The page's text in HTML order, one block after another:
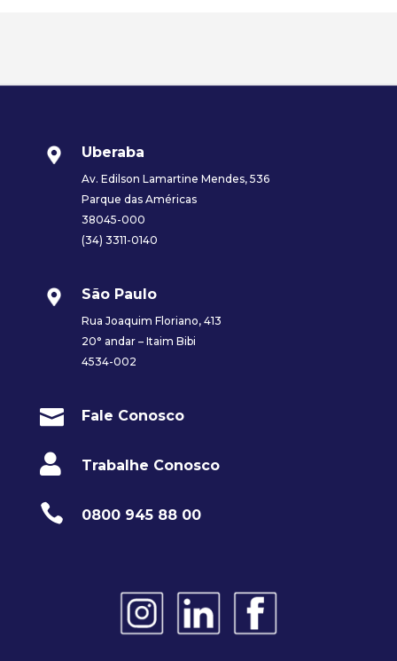
Uberaba
Av. Edilson Lamartine Mendes, 536
Parque das Américas
38045-000
(34) 3311-0140
São Paulo
Rua Joaquim Floriano, 413
20° andar – Itaim Bibi
4534-002
 Fale Conosco
 Trabalhe Conosco
 0800 945 88 00